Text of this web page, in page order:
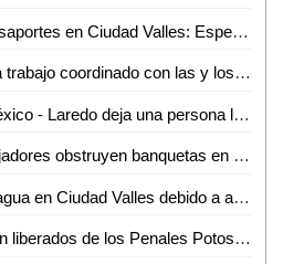
Se retrasa entrega de pasaportes en Ciudad Valles: Esperanza Cervantes
Gobierno estatal reafirma trabajo coordinado con las y los alcaldes electos
Choque en Boulevard México - Laredo deja una persona lesionada
Camión de carga y trabajadores obstruyen banquetas en Zona Centro de Valles
DAPAS aplaza corte de agua en Ciudad Valles debido a altas temperaturas
Más de 200 personas son liberados de los Penales Potosinos cada mes